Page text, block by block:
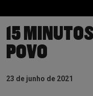
15
POVO
23 de junho de 2021